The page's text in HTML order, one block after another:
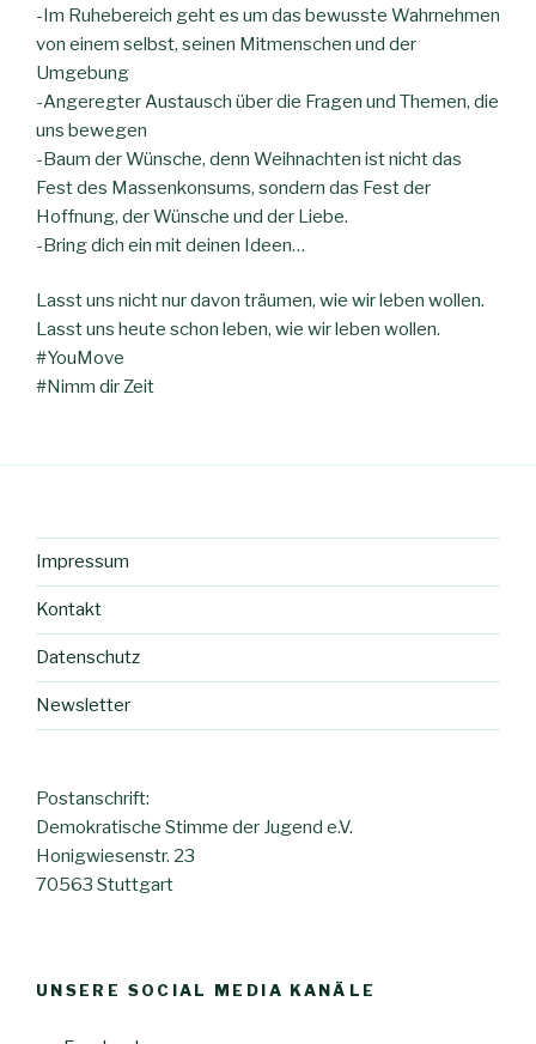
-Im Ruhebereich geht es um das bewusste Wahrnehmen
von einem selbst, seinen Mitmenschen und der
Umgebung
-Angeregter Austausch über die Fragen und Themen, die
uns bewegen
-Baum der Wünsche, denn Weihnachten ist nicht das
Fest des Massenkonsums, sondern das Fest der
Hoffnung, der Wünsche und der Liebe.
-Bring dich ein mit deinen Ideen…
Lasst uns nicht nur davon träumen, wie wir leben wollen.
Lasst uns heute schon leben, wie wir leben wollen.
#YouMove
#Nimm dir Zeit
Impressum
Kontakt
Datenschutz
Newsletter
Postanschrift:
Demokratische Stimme der Jugend e.V.
Honigwiesenstr. 23
70563 Stuttgart
UNSERE SOCIAL MEDIA KANÄLE